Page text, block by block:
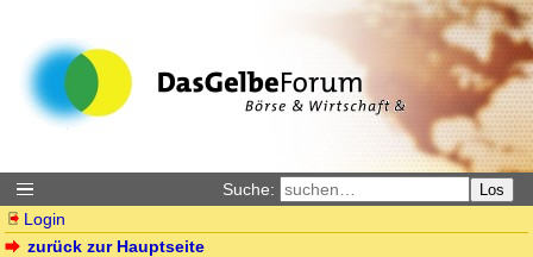
Suche: Los
Login
zurück zur Hauptseite